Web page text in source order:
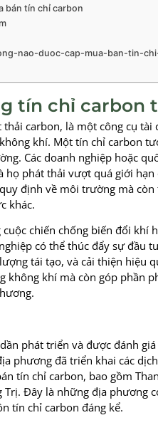
bán tín chỉ carbon
nao-duoc-cap-mua-ban-tin-
tín chỉ carbon
carbon, là một công cụ tài
khí. Một tín chỉ carbon
Các doanh nghiệp hoặc
phát thải vượt quá giới hạn
định về môi trường mà
khác.
chiến chống biến đổi khí
có thể thúc đẩy sự đầu
tái tạo, và cải thiện hiệu
không khí mà còn góp phần
phát triển và được đánh
phương đã triển khai các
tín chỉ carbon, bao gồm
Trị. Đây là những địa phương
tín chỉ carbon đáng kể.